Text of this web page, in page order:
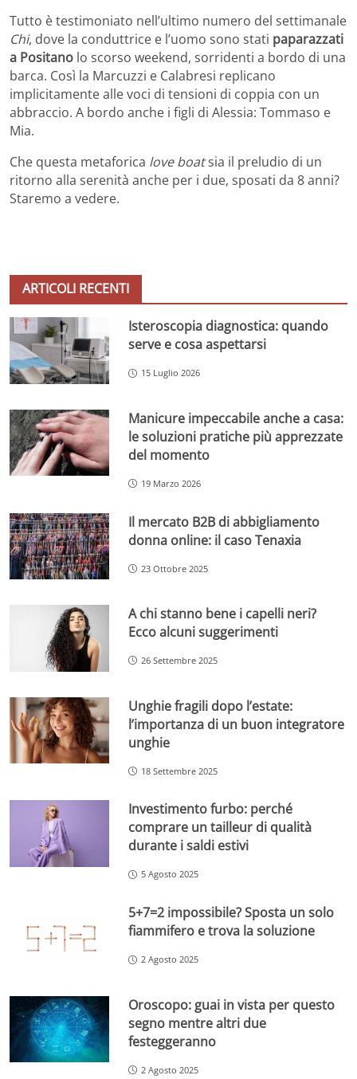
Tutto è testimoniato nell’ultimo numero del settimanale
Chi, dove la conduttrice e l’uomo sono stati paparazzati
a Positano lo scorso weekend, sorridenti a bordo di una
barca. Così la Marcuzzi e Calabresi replicano
implicitamente alle voci di tensioni di coppia con un
abbraccio. A bordo anche i figli di Alessia: Tommaso e
Mia.
Che questa metaforica love boatsia il preludio di un
ritorno alla serenità anche per i due, sposati da 8 anni?
Staremo a vedere.
ARTICOLI RECENTI
Isteroscopia diagnostica: quando
serve e cosa aspettarsi
15 Luglio 2026
Manicure impeccabile anche a casa:
le soluzioni pratiche più apprezzate
del momento
19 Marzo 2026
Il mercato B2B di abbigliamento
donna online: il caso Tenaxia
23 Ottobre 2025
A chi stanno bene i capelli neri?
Ecco alcuni suggerimenti
26 Settembre 2025
Unghie fragili dopo l’estate:
l’importanza di un buon integratore
unghie
18 Settembre 2025
Investimento furbo: perché
comprare un tailleur di qualità
durante i saldi estivi
5 Agosto 2025
5+7=2 impossibile? Sposta un solo
fiammifero e trova la soluzione
2 Agosto 2025
Oroscopo: guai in vista per questo
segno mentre altri due
festeggeranno
2 Agosto 2025